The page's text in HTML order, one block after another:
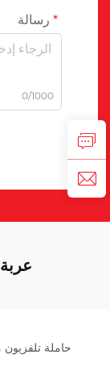
رسالة
0/1000
حاملة